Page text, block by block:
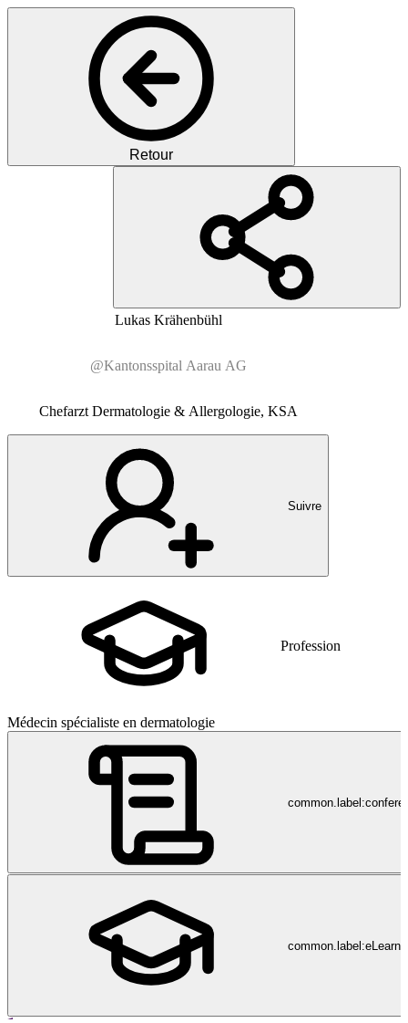
Retour
Lukas Krähenbühl
@Kantonsspital Aarau AG
Chefarzt Dermatologie & Allergologie, KSA
Suivre
Profession
Médecin spécialiste en dermatologie